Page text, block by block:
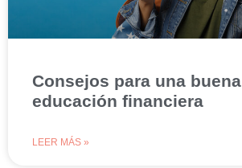
Consejos para una buena
educación financiera
LEER MÁS »